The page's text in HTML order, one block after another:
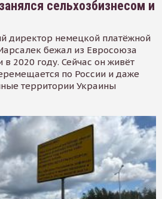
сельхозбизнесом и
директор немецкой платёжной
бежал из Евросоюза
2020 году. Сейчас он живёт
по России и даже
территории Украины